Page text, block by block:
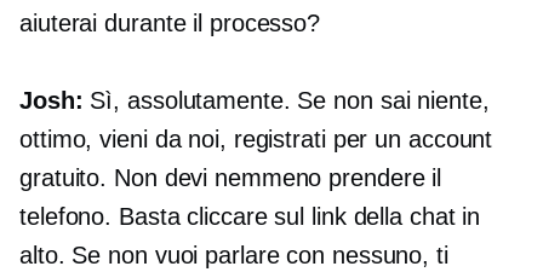
aiuterai durante il processo?
Josh: Sì, assolutamente. Se non sai niente,
ottimo, vieni da noi, registrati per un account
gratuito. Non devi nemmeno prendere il
telefono. Basta cliccare sul link della chat in
alto. Se non vuoi parlare con nessuno, ti